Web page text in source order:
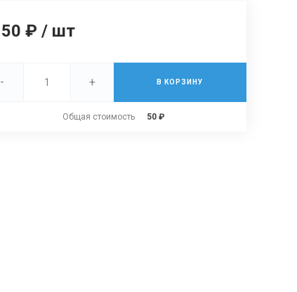
50 ₽ / шт
- + В КОРЗИНУ
Общая стоимость 50 ₽